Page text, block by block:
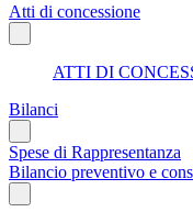
Atti di concessione
ATTI DI
Bilanci
Spese di Rappresentanza
Bilancio preventivo e